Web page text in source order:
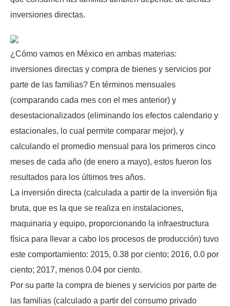
inversiones directas.
¿Cómo vamos en México en ambas materias:
inversiones directas y compra de bienes y servicios por
parte de las familias? En términos mensuales
(comparando cada mes con el mes anterior) y
desestacionalizados (eliminando los efectos calendario y
estacionales, lo cual permite comparar mejor), y
calculando el promedio mensual para los primeros cinco
meses de cada año (de enero a mayo), estos fueron los
resultados para los últimos tres años.
La inversión directa (calculada a partir de la inversión fija
bruta, que es la que se realiza en instalaciones,
maquinaria y equipo, proporcionando la infraestructura
física para llevar a cabo los procesos de producción) tuvo
este comportamiento: 2015, 0.38 por ciento; 2016, 0.0 por
ciento; 2017, menos 0.04 por ciento.
Por su parte la compra de bienes y servicios por parte de
las familias (calculado a partir del consumo privado